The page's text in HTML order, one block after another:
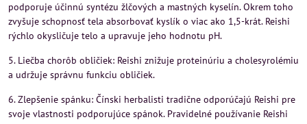
podporuje účinnú syntézu žlčových a mastných kyselín. Okrem toho
zvyšuje schopnosť tela absorbovať kyslík o viac ako 1,5-krát. Reishi
rýchlo okysličuje telo a upravuje jeho hodnotu pH.
5. Liečba chorôb obličiek: Reishi znižuje proteinúriu a cholesyrolémiu
a udržuje správnu funkciu obličiek.
6. Zlepšenie spánku: Čínski herbalisti tradične odporúčajú Reishi pre
svoje vlastnosti podporujúce spánok. Pravidelné používanie Reishi